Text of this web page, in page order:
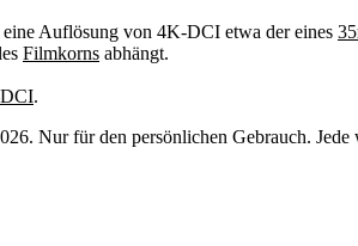
Auflösung von 4K-DCI etwa der eines
Filmkorns abhängt.
.
Nur für den persönlichen Gebrauch.